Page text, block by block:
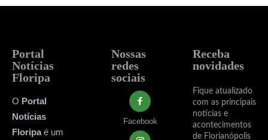
Portal
Notícias
Floripa
O Portal
Notícias
Floripaé um
Nossas
redes
sociais
Facebook
Receba
novidades
Fique atualizado
com as principais
notícias e
acontecimentos
de Florianópolis